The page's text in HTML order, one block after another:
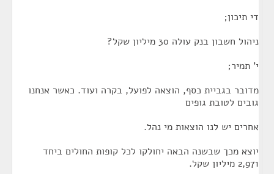
די תיכון;
ניהול חשבון בנק עולה 30 מיליון שקל?
י' תמיר;
מדובר בגביית כסף, הוצאה לפועל, בקרה ועוד. כאשר אנחנו
גובים לטובת גופים
אחרים יש לנו הוצאות מי נהל.
יוצא מכך שבשנה הבאה יחולקו לכל קופות החולים ביחד
2,971 מיליון שקל.